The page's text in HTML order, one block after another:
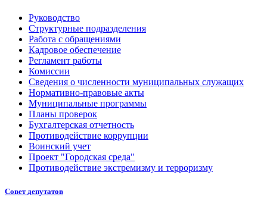
Руководство
Структурные подразделения
Работа с обращениями
Кадровое обеспечение
Регламент работы
Комиссии
Сведения о численности муниципальных служащих
Нормативно-правовые акты
Муниципальные программы
Планы проверок
Бухгалтерская отчетность
Противодействие коррупции
Воинский учет
Проект "Городская среда"
Противодействие экстремизму и терроризму
Совет депутатов